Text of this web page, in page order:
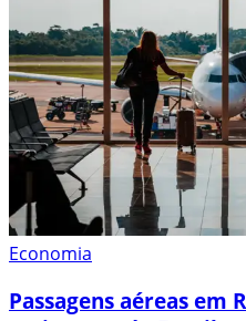
Economia
Passagens aéreas em